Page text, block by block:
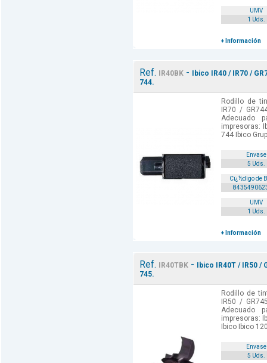
UMV
1 Uds.
+ Información
Ref. IR40BK-
Ibico IR40 / IR70 /
744.
Rodillo de
IR70 /
Adecuado
impresoras:
744 Ibico
Envase
5 Uds.
Cï¿½digo de
UMV
1 Uds.
+ Información
Ref. IR40TBK-
Ibico IR40T / IR50
745.
Rodillo de
IR50 /
Adecuado
impresoras:
Ibico Ibico
Envase
5 Uds.